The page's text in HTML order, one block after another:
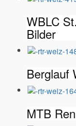
WBLC
Bilder
Berglauf
MTB